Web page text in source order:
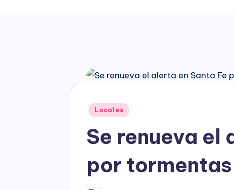
Posted
Locales
Se renueva el
por